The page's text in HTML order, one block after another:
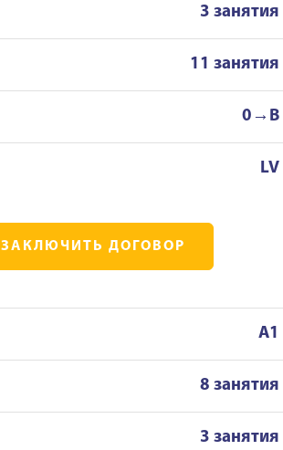
3 занятия
11 занятия
0→B
LV
ЗАКЛЮЧИТЬ ДОГОВОР
A1
8 занятия
3 занятия